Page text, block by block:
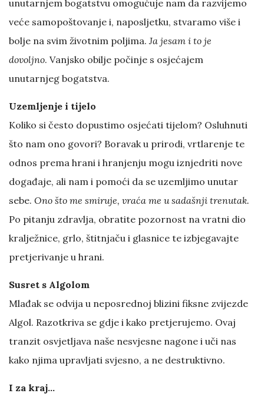
unutarnjem bogatstvu omogućuje nam da razvijemo
veće samopoštovanje i, naposljetku, stvaramo više i
bolje na svim životnim poljima. Ja jesam i to je
dovoljno. Vanjsko obilje počinje s osjećajem
unutarnjeg bogatstva.
Uzemljenje i tijelo
Koliko si često dopustimo osjećati tijelom? Osluhnuti
što nam ono govori? Boravak u prirodi, vrtlarenje te
odnos prema hrani i hranjenju mogu iznjedriti nove
događaje, ali nam i pomoći da se uzemljimo unutar
sebe. Ono što me smiruje, vraća me u sadašnji trenutak.
Po pitanju zdravlja, obratite pozornost na vratni dio
kralježnice, grlo, štitnjaču i glasnice te izbjegavajte
pretjerivanje u hrani.
Susret s Algolom
Mlađak se odvija u neposrednoj blizini fiksne zvijezde
Algol. Razotkriva se gdje i kako pretjerujemo. Ovaj
tranzit osvjetljava naše nesvjesne nagone i uči nas
kako njima upravljati svjesno, a ne destruktivno.
I za kraj…